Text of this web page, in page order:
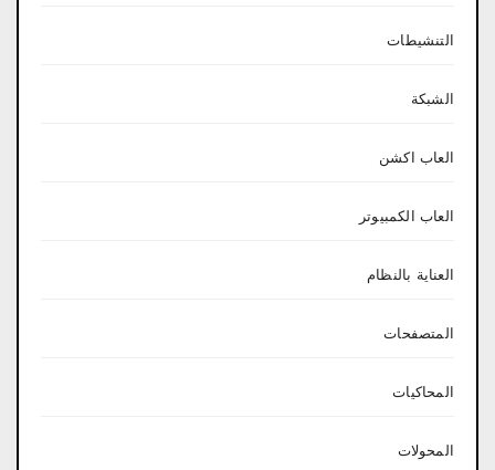
التنشيطات
الشبكة
العاب اكشن
العاب الكمبيوتر
العناية بالنظام
المتصفحات
المحاكيات
المحولات